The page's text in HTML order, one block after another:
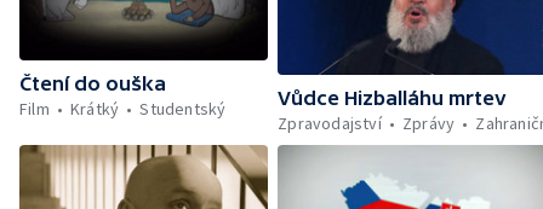
Čtení do ouška
Film
Krátký Studentský
Vůdce Hizballáhu mrtev
Zpravodajství
Zprávy